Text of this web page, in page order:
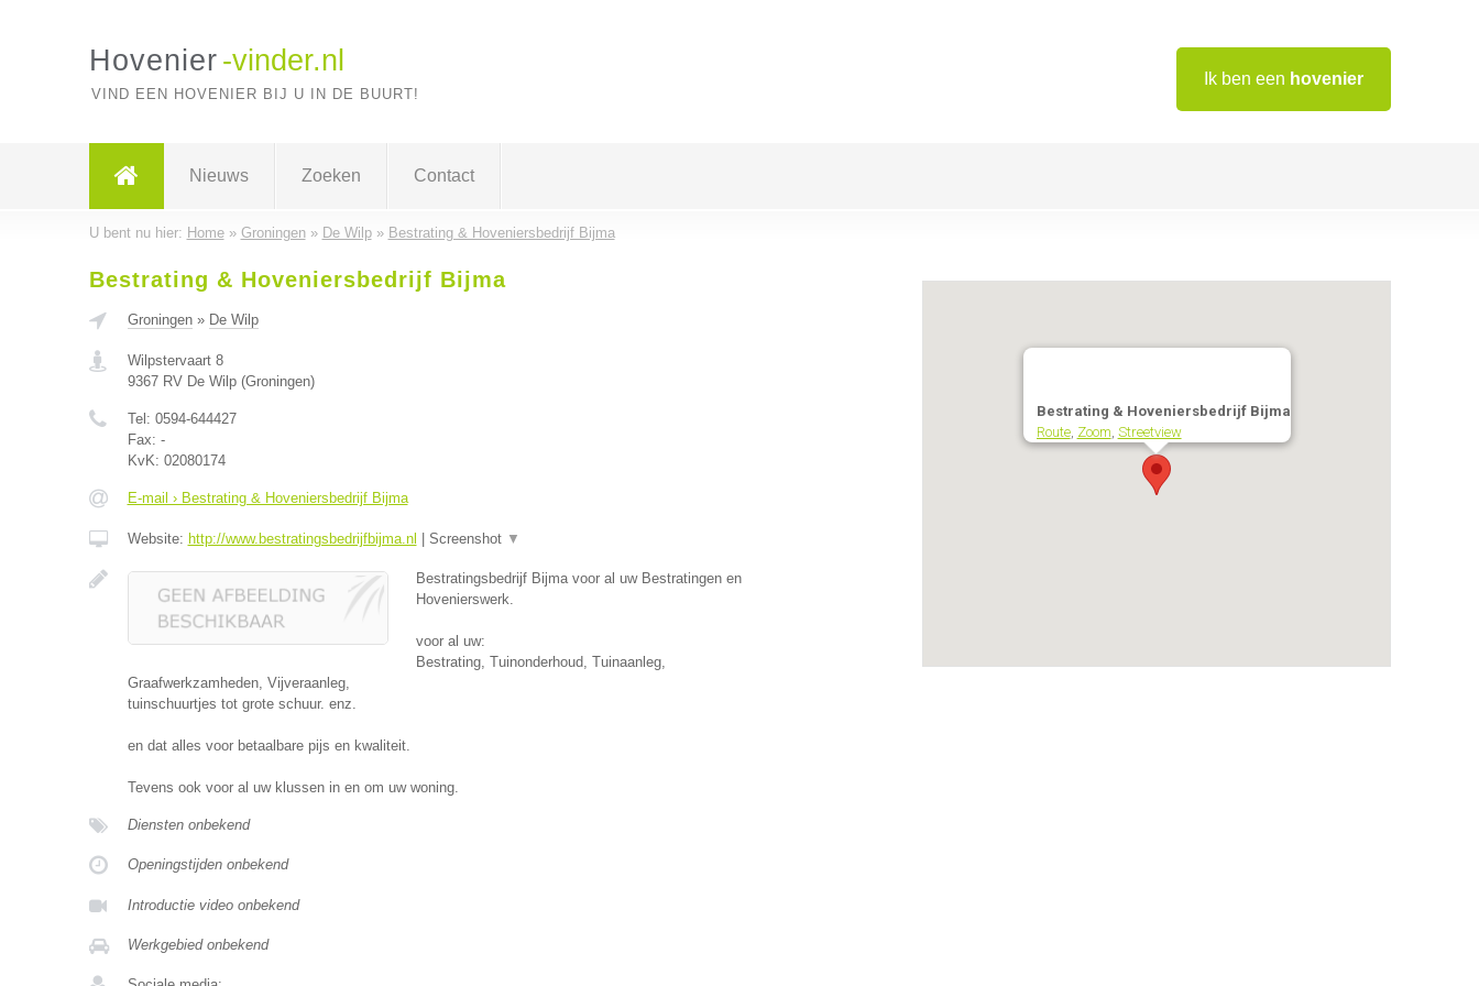
Ik ben een hovenier
Hovenier -vinder.nl
VIND EEN HOVENIER BIJ U IN DE BUURT!
Nieuws Zoeken Contact
U bent nu hier: Home» Groningen» De Wilp» Bestrating & Hoveniersbedrijf Bijma
Bestrating & Hoveniersbedrijf Bijma
Groningen» De Wilp
Wilpstervaart 8
9367 RV De Wilp(Groningen)
Tel: 0594-644427
Fax: -
KvK: 02080174
E-mail › Bestrating & Hoveniersbedrijf Bijma
Website: http://www.bestratingsbedrijfbijma.nl Screenshot ▼
Bestratingsbedrijf Bijma voor al uw Bestratingen en
Hovenierswerk.
voor al uw:
Bestrating, Tuinonderhoud, Tuinaanleg,
Graafwerkzamheden, Vijveraanleg,
tuinschuurtjes tot grote schuur. enz.
en dat alles voor betaalbare pijs en kwaliteit.
Tevens ook voor al uw klussen in en om uw woning.
Diensten onbekend
Openingstijden onbekend
Introductie video onbekend
Werkgebied onbekend
Bestrating & Hoveniersbedrijf Bijma
Route, Zoom Streetview